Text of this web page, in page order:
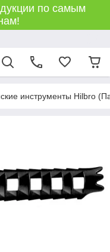
по самым
инструменты Hilbro